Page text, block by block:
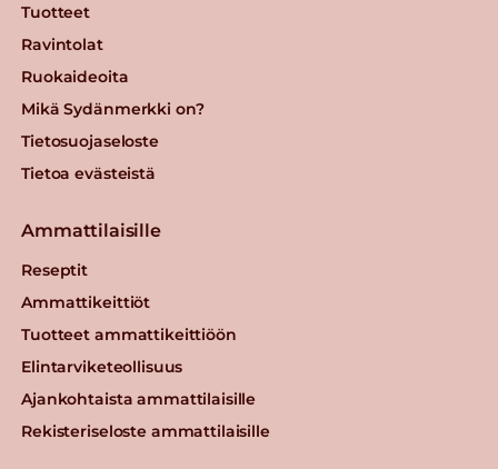
Tuotteet
Ravintolat
Ruokaideoita
Mikä Sydänmerkki on?
Tietosuojaseloste
Tietoa evästeistä
Ammattilaisille
Reseptit
Ammattikeittiöt
Tuotteet ammattikeittiöön
Elintarviketeollisuus
Ajankohtaista ammattilaisille
Rekisteriseloste ammattilaisille